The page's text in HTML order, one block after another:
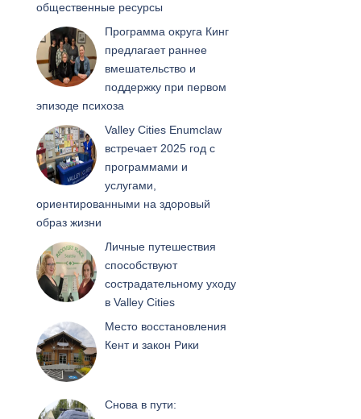
общественные ресурсы
Программа округа Кинг
предлагает раннее
вмешательство и
поддержку при первом
эпизоде психоза
Valley Cities Enumclaw
встречает 2025 год с
программами и
услугами,
ориентированными на здоровый
образ жизни
Личные путешествия
способствуют
сострадательному уходу
в Valley Cities
Место восстановления
Кент и закон Рики
Снова в пути: